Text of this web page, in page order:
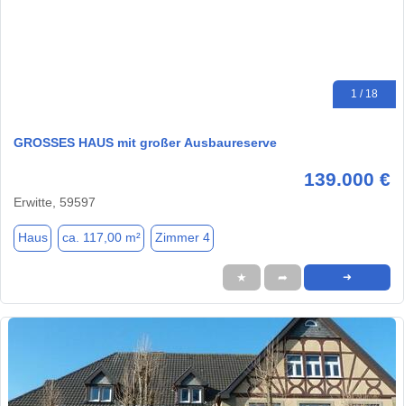
1 / 18
GROSSES HAUS mit großer Ausbaureserve
139.000 €
Erwitte, 59597
Haus ca. 117,00 m² Zimmer 4
★ ➦ ➜